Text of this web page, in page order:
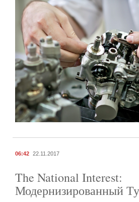
06:42 22.11.2017
The National Interest:
Модернизированный